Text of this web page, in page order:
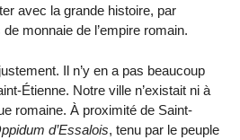
avec la grande histoire, par
monnaie de l’empire romain.
Il n’y en a pas beaucoup
Étienne. Notre ville n’existait ni à
romaine. À proximité de Saint-
d’Essalois, tenu par le peuple